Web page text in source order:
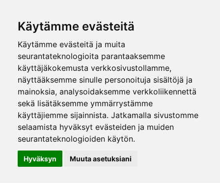
Käytämme evästeitä
Käytämme evästeitä ja muita
seurantateknologioita parantaaksemme
käyttäjäkokemusta verkkosivustollamme,
näyttääksemme sinulle personoituja sisältöjä ja
mainoksia, analysoidaksemme verkkoliikennettä
sekä lisätäksemme ymmärrystämme
käyttäjiemme sijainnista. Jatkamalla sivustomme
selaamista hyväksyt evästeiden ja muiden
seurantateknologioiden käytön.
Hyväksyn Muuta asetuksiani